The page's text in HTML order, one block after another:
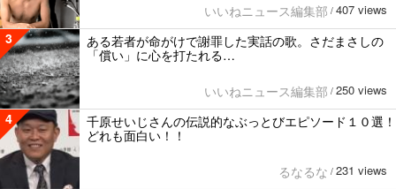
いいねニュース編集部 / 407 views
3
ある若者が命がけで謝罪した実話の歌。さだまさしの
「償い」に心を打たれる…
いいねニュース編集部 / 250 views
4
千原せいじさんの伝説的なぶっとびエピソード１０選！
どれも面白い！！
るなるな / 231 views